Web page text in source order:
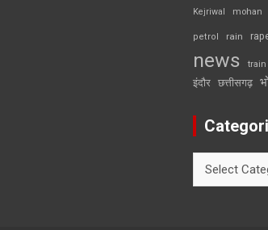
Kejriwal mohan
petrol rain
news
train
इंदौर छत्तीसगढ़